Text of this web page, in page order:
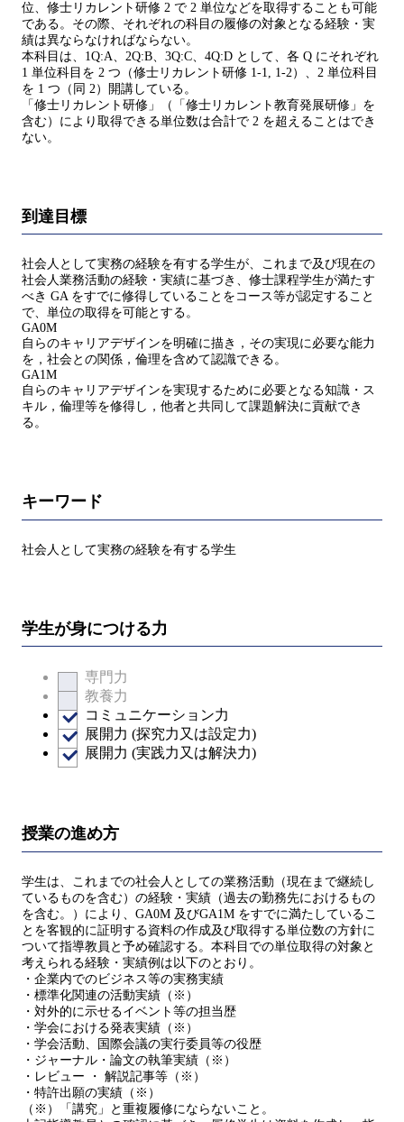
位、修士リカレント研修 2 で 2 単位などを取得することも可能
である。その際、それぞれの科目の履修の対象となる経験・実
績は異ならなければならない。
本科目は、1Q:A、2Q:B、3Q:C、4Q:D として、各 Q にそれぞれ
1 単位科目を 2 つ（修士リカレント研修 1-1, 1-2）、2 単位科目
を 1 つ（同 2）開講している。
「修士リカレント研修」（「修士リカレント教育発展研修」を
含む）により取得できる単位数は合計で 2 を超えることはでき
ない。
到達目標
社会人として実務の経験を有する学生が、これまで及び現在の
社会人業務活動の経験・実績に基づき、修士課程学生が満たす
べき GA をすでに修得していることをコース等が認定すること
で、単位の取得を可能とする。
GA0M
自らのキャリアデザインを明確に描き，その実現に必要な能力
を，社会との関係，倫理を含めて認識できる。
GA1M
自らのキャリアデザインを実現するために必要となる知識・ス
キル，倫理等を修得し，他者と共同して課題解決に貢献でき
る。
キーワード
社会人として実務の経験を有する学生
学生が身につける力
専門力
教養力
コミュニケーション力
展開力 (探究力又は設定力)
展開力 (実践力又は解決力)
授業の進め方
学生は、これまでの社会人としての業務活動（現在まで継続し
ているものを含む）の経験・実績（過去の勤務先におけるもの
を含む。）により、GA0M 及びGA1M をすでに満たしているこ
とを客観的に証明する資料の作成及び取得する単位数の方針に
ついて指導教員と予め確認する。本科目での単位取得の対象と
考えられる経験・実績例は以下のとおり。
・企業内でのビジネス等の実務実績
・標準化関連の活動実績（※）
・対外的に示せるイベント等の担当歴
・学会における発表実績（※）
・学会活動、国際会議の実行委員等の役歴
・ジャーナル・論文の執筆実績（※）
・レビュー ・ 解説記事等（※）
・特許出願の実績（※）
（※）「講究」と重複履修にならないこと。